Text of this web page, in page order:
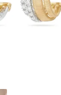
Vogl: Cartier